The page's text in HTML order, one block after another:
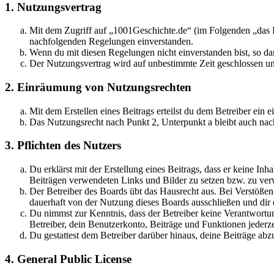
1. Nutzungsvertrag
Mit dem Zugriff auf „1001Geschichte.de“ (im Folgenden
nachfolgenden Regelungen einverstanden.
Wenn du mit diesen Regelungen nicht einverstanden bist, so
Der Nutzungsvertrag wird auf unbestimmte Zeit geschlossen
2. Einräumung von Nutzungsrechten
Mit dem Erstellen eines Beitrags erteilst du dem Betreiber ein
Das Nutzungsrecht nach Punkt 2, Unterpunkt a bleibt auch
3. Pflichten des Nutzers
Du erklärst mit der Erstellung eines Beitrags, dass er keine
Beiträgen verwendeten Links und Bilder zu setzen bzw. zu
Der Betreiber des Boards übt das Hausrecht aus. Bei
dauerhaft von der Nutzung dieses Boards ausschließen und
Du nimmst zur Kenntnis, dass der Betreiber keine
Betreiber, dein Benutzerkonto, Beiträge und Funktionen
Du gestattest dem Betreiber darüber hinaus, deine Beiträge
4. General Public License